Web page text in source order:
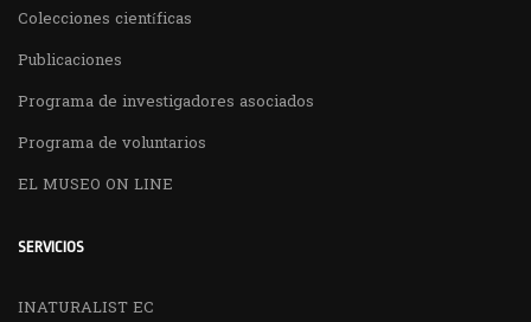
Colecciones científicas
Publicaciones
Programa de investigadores asociados
Programa de voluntarios
EL MUSEO ON LINE
SERVICIOS
INATURALIST EC